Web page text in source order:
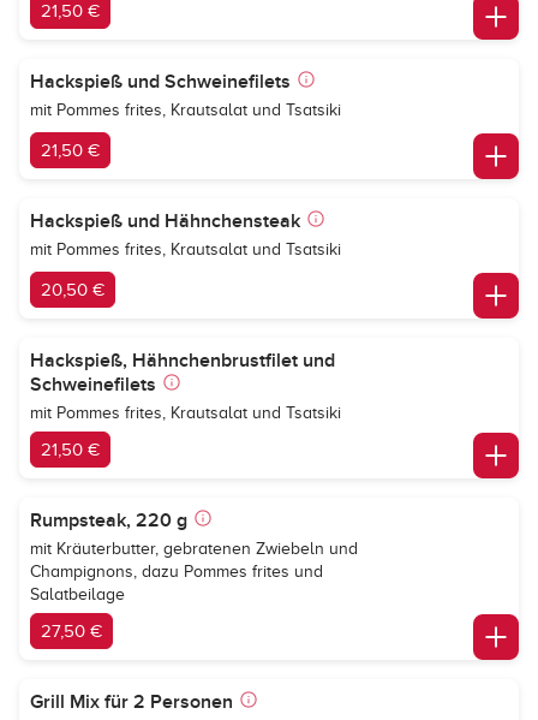
21,50 €
Hackspieß und Schweinefilets
mit Pommes frites, Krautsalat und Tsatsiki
21,50 €
Hackspieß und Hähnchensteak
mit Pommes frites, Krautsalat und Tsatsiki
20,50 €
Hackspieß, Hähnchenbrustfilet und
Schweinefilets
mit Pommes frites, Krautsalat und Tsatsiki
21,50 €
Rumpsteak, 220 g
mit Kräuterbutter, gebratenen Zwiebeln und
Champignons, dazu Pommes frites und
Salatbeilage
27,50 €
Grill Mix für 2 Personen